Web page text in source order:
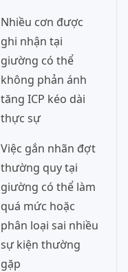
Nhiều cơn được
ghi nhận tại
giường có thể
không phản ánh
tăng ICP kéo dài
thực sự
Việc gắn nhãn đợt
thường quy tại
giường có thể làm
quá mức hoặc
phân loại sai nhiều
sự kiện thường
gặp